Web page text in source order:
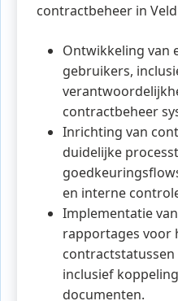
contractbeheer in
Ontwikkeling van
gebruikers,
contractbeheer
Inrichting van
duidelijke
en interne
Implementatie
rapportages voor
inclusief
documenten.